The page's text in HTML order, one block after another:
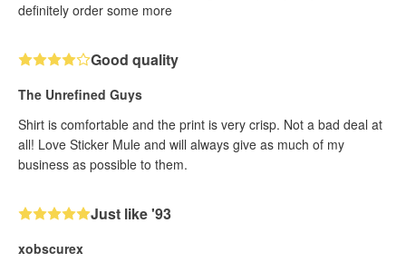
definitely order some more
Good quality
The Unrefined Guys
Shirt is comfortable and the print is very crisp. Not a bad deal at
all! Love Sticker Mule and will always give as much of my
business as possible to them.
Just like '93
xobscurex